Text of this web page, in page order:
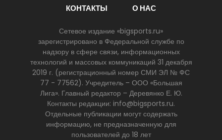
КОНТАКТЫ О НАС
Сетевое издание «bigsports.ru»
зарегистрировано в Федеральной службе по
надзору в сфере связи, информационных
технологий и массовых коммуникаций 31 декабря
2019 г. (регистрационный номер СМИ ЭЛ № ФС
77 - 77562). Учредитель – ООО «Большая
Лига». Главный редактор – Деревянко Е. Ю.
Контакты редакции: info@bigsports.ru.
Отдельные публикации могут содержать
информацию, не предназначенную для
пользователей до 18 лет